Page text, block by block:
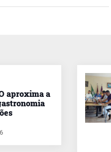
aproxima a